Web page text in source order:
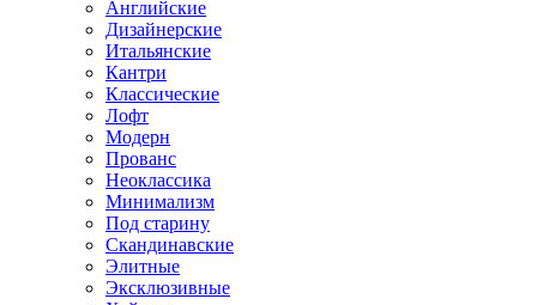
Английские
Дизайнерские
Итальянские
Кантри
Классические
Лофт
Модерн
Прованс
Неоклассика
Минимализм
Под старину
Скандинавские
Элитные
Эксклюзивные